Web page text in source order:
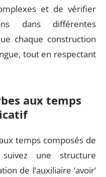
et de vérifier
dans différentes
chaque construction
tout en respectant
aux temps
temps composés de
suivez une structure
de l’auxiliaire ‘avoir’